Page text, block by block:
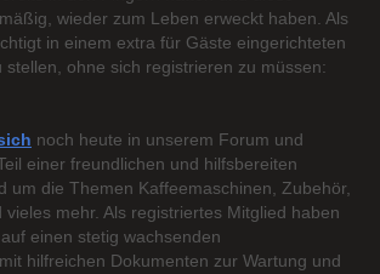
wieder zum Leben erweckt haben. Als
in einem extra für Gäste eingerichteten
stellen, ohne sich registrieren zu müssen:
noch heute in unserem Forum und
einer freundlichen und hilfsbereiten
um die Themen Kaffeemaschinen, Zubehör,
vieles mehr. Als registriertes Mitglied haben
einen stetig wachsenden
hilfreichen Dokumenten zur Wartung und